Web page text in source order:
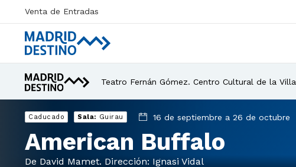
Venta de Entradas
Teatro Fernán Gómez. Centro Cultural de la Villa
Caducado Sala: Guirau 16 de septiembre a 26 de octubre
American Buffalo
De David Mamet. Dirección: Ignasi Vidal